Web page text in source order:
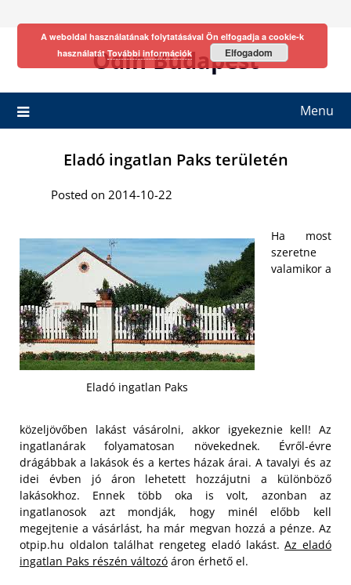
Odin Budapest
Menu
Eladó ingatlan Paks területén
Posted on 2014-10-22
Eladó ingatlan Paks
Ha most
szeretne
valamikor a
közeljövőben lakást vásárolni, akkor igyekeznie kell! Az
ingatlanárak folyamatosan növekednek. Évről-évre
drágábbak a lakások és a kertes házak árai. A tavalyi és az
idei évben jó áron lehetett hozzájutni a különböző
lakásokhoz. Ennek több oka is volt, azonban az
ingatlanosok azt mondják, hogy minél előbb kell
megejtenie a vásárlást, ha már megvan hozzá a pénze. Az
otpip.hu oldalon találhat rengeteg eladó lakást.Az eladó
ingatlan Paks részén változó áron érhető el.
A weboldal használatának folytatásával Ön elfogadja a cookie-k
használatátTovábbi információk Elfogadom